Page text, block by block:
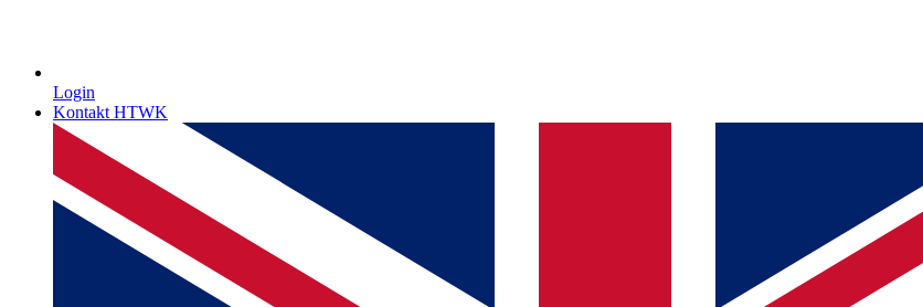
Login
Kontakt HTWK